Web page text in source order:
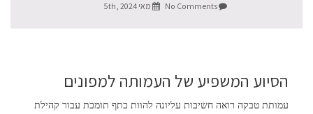
מאי 5th, 2024
הסיוע המשפיע של העמותה למפונים
עמותת טבקה רואה חשיבות עליונה להוות כתף תומכת עבור קהילת